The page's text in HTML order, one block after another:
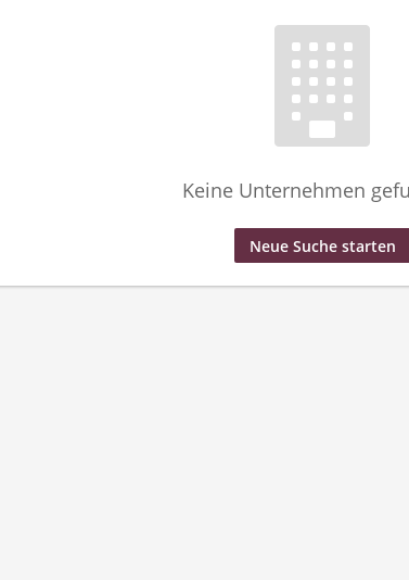
Keine Unternehmen
Neue Suche starten